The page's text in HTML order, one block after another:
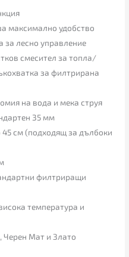
максимално удобство
за лесно управление
смесител за топла/
за филтрирана
на вода и мека струя
35 мм
см (подходящ за дълбоки
филтриращи
температура и
Черен Мат и Злато